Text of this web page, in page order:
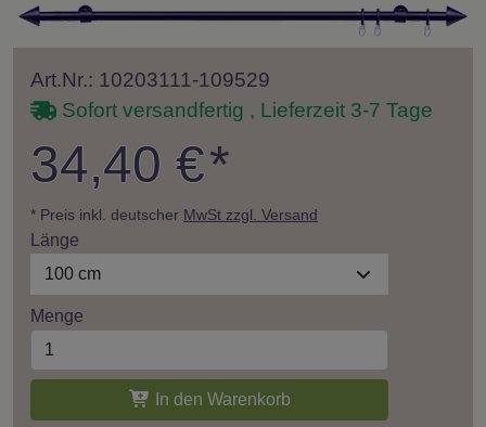
Art.Nr.: 10203111-109529
Sofort versandfertig , Lieferzeit 3-7 Tage
34,40 €*
* Preis inkl. deutscher MwSt zzgl. Versand
Länge
100 cm
Menge
In den Warenkorb